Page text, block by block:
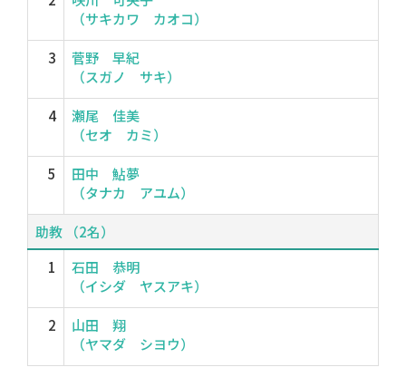
（サキカワ カオコ）
3
菅野 早紀
（スガノ サキ）
4
瀬尾 佳美
（セオ カミ）
5
田中 鮎夢
（タナカ アユム）
助教 （2名）
1
石田 恭明
（イシダ ヤスアキ）
2
山田 翔
（ヤマダ シヨウ）